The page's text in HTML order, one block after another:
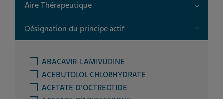
Aire Thérapeutique Toggle
Désignation du principe actif Toggle
ABACAVIR-LAMIVUDINE
ACEBUTOLOL CHLORHYDRATE
ACETATE D'OCTREOTIDE